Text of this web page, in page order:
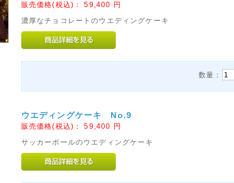
販売価格(税込)：59,400 円
濃厚なチョコレートのウエディングケーキ
数量：
ウエディングケーキ No.9
販売価格(税込)：59,400 円
サッカーボールのウエディングケーキ